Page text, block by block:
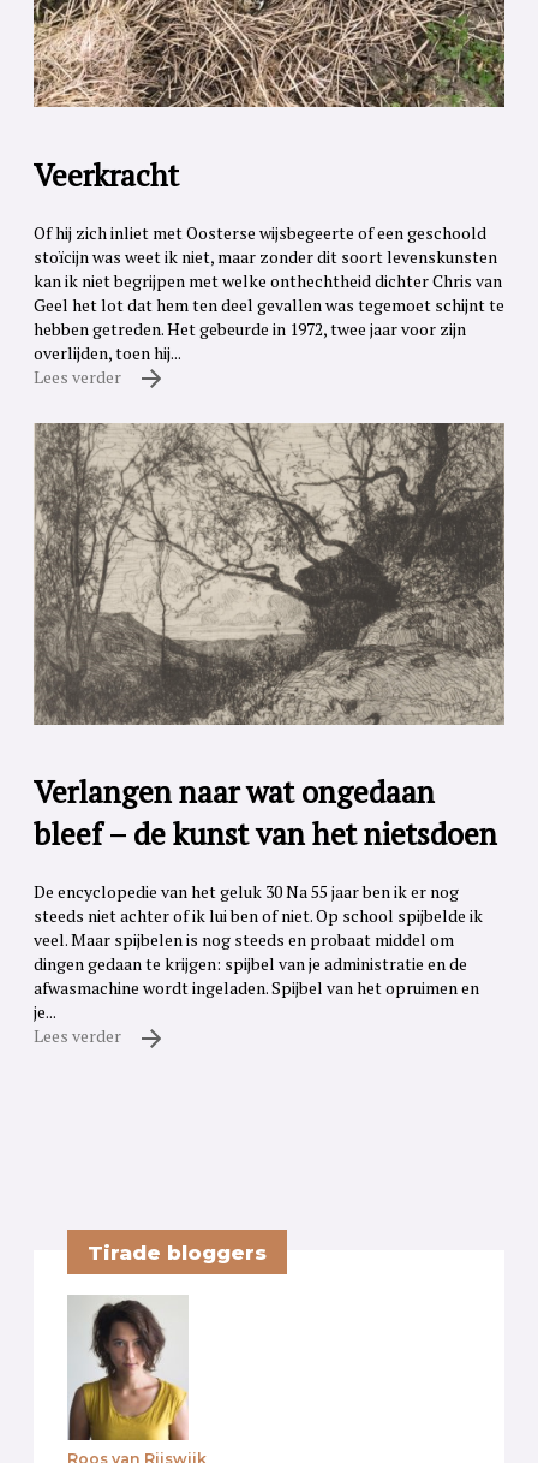
Veerkracht
Of hij zich inliet met Oosterse wijsbegeerte of een geschoold
stoïcijn was weet ik niet, maar zonder dit soort levenskunsten
kan ik niet begrijpen met welke onthechtheid dichter Chris van
Geel het lot dat hem ten deel gevallen was tegemoet schijnt te
hebben getreden. Het gebeurde in 1972, twee jaar voor zijn
overlijden, toen hij...
Lees verder
Verlangen naar wat ongedaan
bleef – de kunst van het nietsdoen
De encyclopedie van het geluk 30 Na 55 jaar ben ik er nog
steeds niet achter of ik lui ben of niet. Op school spijbelde ik
veel. Maar spijbelen is nog steeds en probaat middel om
dingen gedaan te krijgen: spijbel van je administratie en de
afwasmachine wordt ingeladen. Spijbel van het opruimen en
je...
Lees verder
Tirade bloggers
Roos van Rijswijk